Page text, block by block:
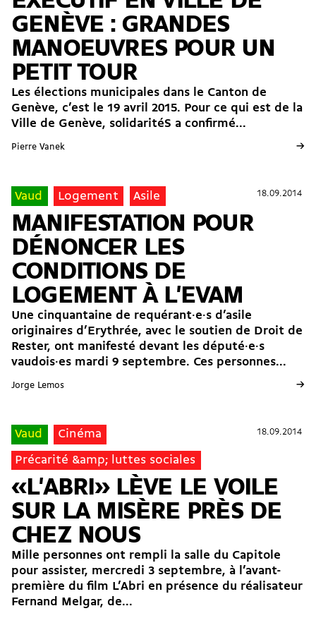
GENÈVE : GRANDES
MANOEUVRES POUR UN
PETIT TOUR
Les élections municipales dans le Canton de
Genève, c’est le 19 avril 2015. Pour ce qui est de la
Ville de Genève, solidaritéS a confirmé...
Pierre Vanek →
18.09.2014
Vaud Logement Asile 18.09.2014
MANIFESTATION POUR
DÉNONCER LES
CONDITIONS DE
LOGEMENT À L'EVAM
Une cinquantaine de requérant·e·s d’asile
originaires d’Erythrée, avec le soutien de Droit de
Rester, ont manifesté devant les député·e·s
vaudois·es mardi 9 septembre. Ces personnes...
Jorge Lemos →
18.09.2014
Vaud Cinéma
Précarité &amp; luttes sociales
18.09.2014
«L'ABRI» LÈVE LE VOILE
SUR LA MISÈRE PRÈS DE
CHEZ NOUS
Mille personnes ont rempli la salle du Capitole
pour assister, mercredi 3 septembre, à l’avant-
première du film L’Abri en présence du réalisateur
Fernand Melgar, de...